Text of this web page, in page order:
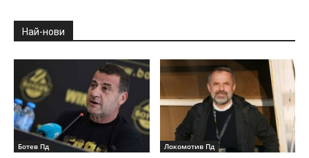
Най-нови
Ботев Пд Локомотив Пд